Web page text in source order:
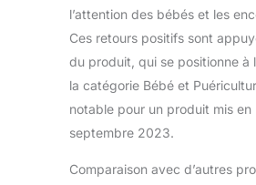
l’attention des bébés et les
Ces retours positifs sont
du produit, qui se positionne à
la catégorie Bébé et
notable pour un produit mis en
septembre 2023.
Comparaison avec d’autres